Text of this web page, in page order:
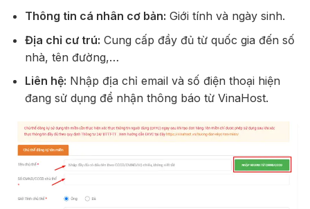
Thông tin cá nhân cơ bản: Giới tính và ngày sinh.
Địa chỉ cư trú: Cung cấp đầy đủ từ quốc gia đến số
nhà, tên đường,…
Liên hệ: Nhập địa chỉ email và số điện thoại hiện
đang sử dụng để nhận thông báo từ VinaHost.